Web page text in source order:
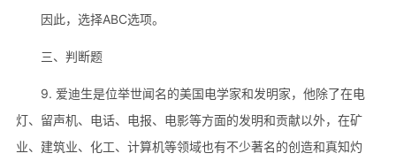
因此，选择ABC选项。
三、判断题
9. 爱迪生是位举世闻名的美国电学家和发明家，他除了在电
灯、留声机、电话、电报、电影等方面的发明和贡献以外，在矿
业、建筑业、化工、计算机等领域也有不少著名的创造和真知灼